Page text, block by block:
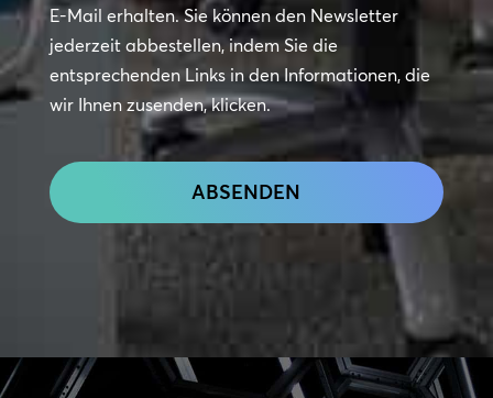
bleiben
E-Mail erhalten. Sie können den Newsletter
jederzeit abbestellen, indem Sie die
entsprechenden Links in den Informationen, die
wir Ihnen zusenden, klicken.